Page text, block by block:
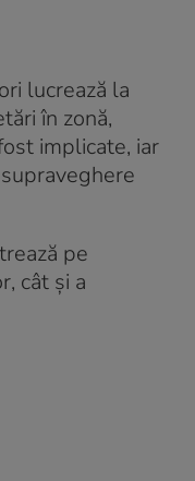
lucrează la
în zonă,
implicate, iar
pe
cât și a